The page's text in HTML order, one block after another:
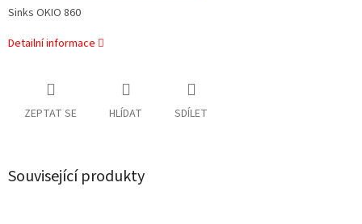
Sinks OKIO 860
Detailní informace
ZEPTAT SE HLÍDAT SDÍLET
Související produkty